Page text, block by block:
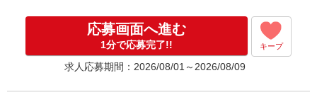
応募画面へ進む
1分で応募完了!! キープ
求人応募期間：2026/08/01～2026/08/09